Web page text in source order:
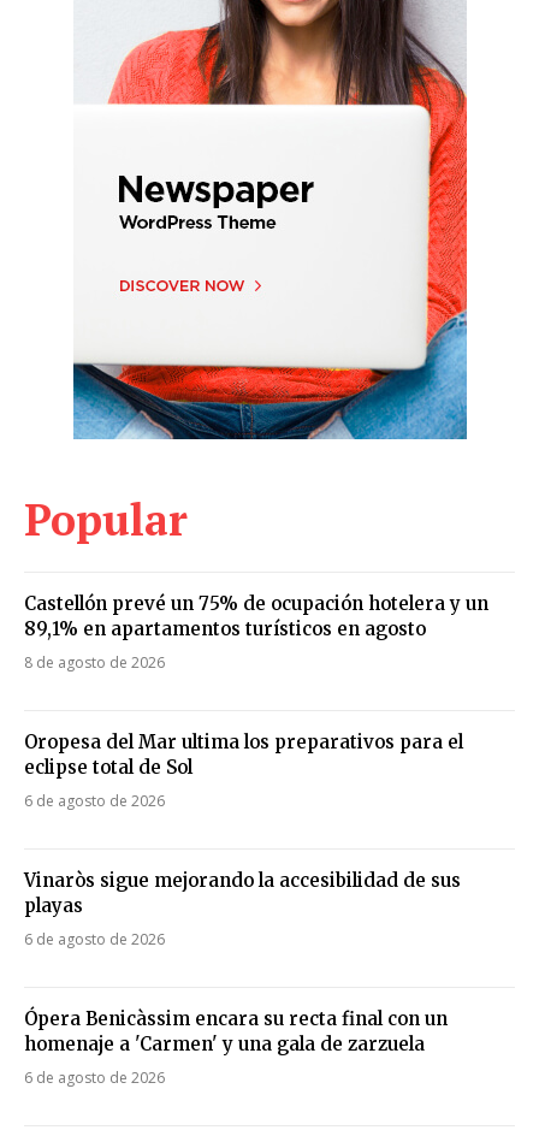
Popular
Castellón prevé un 75% de ocupación hotelera y un
89,1% en apartamentos turísticos en agosto
8 de agosto de 2026
Oropesa del Mar ultima los preparativos para el
eclipse total de Sol
6 de agosto de 2026
Vinaròs sigue mejorando la accesibilidad de sus
playas
6 de agosto de 2026
Ópera Benicàssim encara su recta final con un
homenaje a 'Carmen' y una gala de zarzuela
6 de agosto de 2026